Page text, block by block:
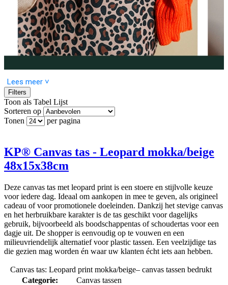
Canvas tassen en papieren tassen met nieuwe dessins! Van speelse
dagelijkse tas – elk exemplaar combineert gebruiksgemak met
stijlvolle uitstraling. Ontdek de kleuren, prints en patronen en vind
jouw favoriet!
Lees meer ˅
Filters
Toon als Tabel Lijst
Sorteren op
Tonen
per pagina
KP® Canvas tas - Leopard mokka/beige
48x15x38cm
Deze canvas tas met leopard print is een stoere en stijlvolle keuze
voor iedere dag. Ideaal om aankopen in mee te geven, als origineel
cadeau of voor promotionele doeleinden. Dankzij het stevige canvas
en het herbruikbare karakter is de tas geschikt voor dagelijks
gebruik, bijvoorbeeld als boodschappentas of schoudertas voor een
dagje uit. De shopper is eenvoudig op te vouwen en een
milieuvriendelijk alternatief voor plastic tassen. Een veelzijdige tas
die gezien mag worden én waar uw klanten écht iets aan hebben.
Canvas tas: Leopard print mokka/beige– canvas tassen bedrukt
Categorie:
Canvas tassen